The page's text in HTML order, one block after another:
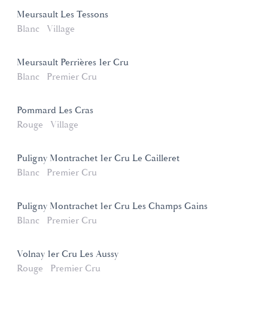
Meursault Les Tessons
Blanc
Village
Meursault Perrières 1er Cru
Blanc
Premier Cru
Pommard Les Cras
Rouge
Village
Puligny Montrachet 1er Cru Le Cailleret
Blanc
Premier Cru
Puligny Montrachet 1er Cru Les Champs Gains
Blanc
Premier Cru
Volnay 1er Cru Les Aussy
Rouge
Premier Cru